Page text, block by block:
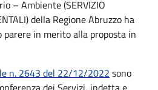
– Ambiente (SERVIZIO
della Regione Abruzzo ha
in merito alla proposta in
n. 2643 del 22/12/2022 sono